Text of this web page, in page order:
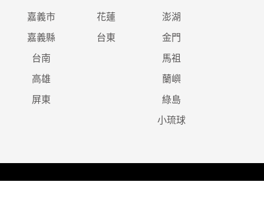
嘉義市 花蓮 澎湖
嘉義縣 台東 金門
台南 馬祖
高雄 蘭嶼
屏東 綠島
小琉球